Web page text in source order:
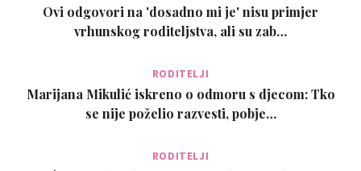
Ovi odgovori na 'dosadno mi je' nisu primjer
vrhunskog roditeljstva, ali su zab…
RODITELJI
Marijana Mikulić iskreno o odmoru s djecom: Tko
se nije poželio razvesti, pobje…
RODITELJI